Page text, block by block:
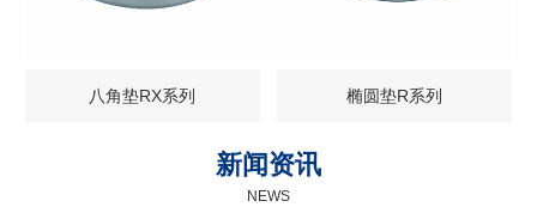
八角垫RX系列 椭圆垫R系列
新闻资讯
NEWS